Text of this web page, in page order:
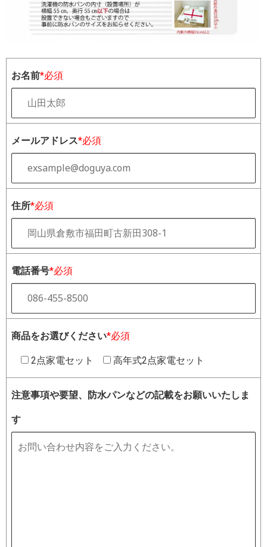
お名前*必須
メールアドレス*必須
住所*必須
電話番号*必須
商品をお選びください*必須
2点家電セット 高年式2点家電セット
注意事項や要望、防水パンなどの記載をお願いいたしま
す